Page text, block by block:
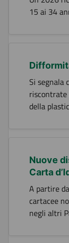
15 ai 34
Si segnala
della
Nuove
Carta
A partire
cartacee
negli altri